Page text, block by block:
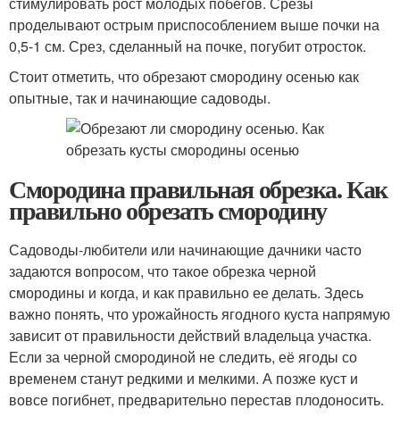
проделывают острым приспособлением выше почки на
0,5-1 см. Срез, сделанный на почке, погубит отросток.
Стоит отметить, что обрезают смородину осенью как
опытные, так и начинающие садоводы.
Смородина правильная обрезка. Как
правильно обрезать смородину
Садоводы-любители или начинающие дачники часто
задаются вопросом, что такое обрезка черной
смородины и когда, и как правильно ее делать. Здесь
важно понять, что урожайность ягодного куста напрямую
зависит от правильности действий владельца участка.
Если за черной смородиной не следить, её ягоды со
временем станут редкими и мелкими. А позже куст и
вовсе погибнет, предварительно перестав плодоносить.